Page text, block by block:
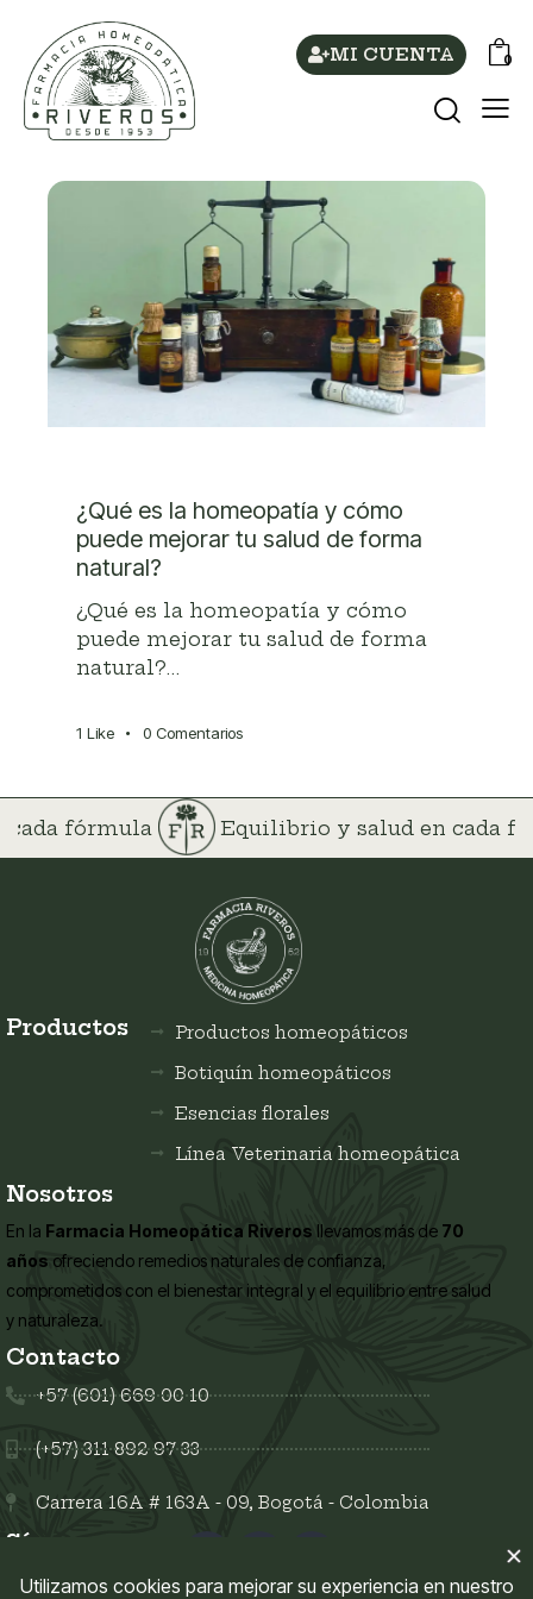
MI CUENTA 0
¿Qué es la homeopatía y cómo
puede mejorar tu salud de forma
natural?
¿Qué es la homeopatía y cómo
puede mejorar tu salud de forma
natural?…
1 Like 0 Comentarios
cada fórmula Equilibrio y salud en cada
Productos
Productos homeopáticos
Botiquín homeopáticos
Esencias florales
Línea Veterinaria homeopática
Nosotros
En la Farmacia Homeopática Riveros llevamos más de 70
años ofreciendo remedios naturales de confianza,
comprometidos con el bienestar integral y el equilibrio entre salud
y naturaleza.
Contacto
+57 (601) 669 00 10
(+57) 311 892 97 33
Carrera 16A # 163A - 09, Bogotá - Colombia
Síguenos en: